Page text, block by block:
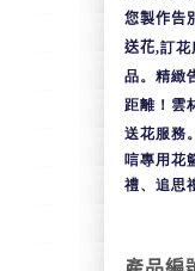
您製作告
送花,訂花
品。 精緻
距離！雲
送花服務
唁專用花
禮、追思